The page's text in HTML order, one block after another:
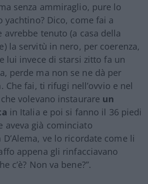
senza ammiraglio, pure lo
yachtino? Dico, come fai a
avrebbe tenuto (a casa della
la servitù in nero, per coerenza,
lui invece di starsi zitto fa un
perde ma non se ne dà per
Che fai, ti rifugi nell’ovvio e nel
volevano instaurare un
in Italia e poi si fanno il 36 piedi
aveva già cominciato
ve lo ricordate come li
appena gli rinfacciavano
c’è? Non va bene?”.